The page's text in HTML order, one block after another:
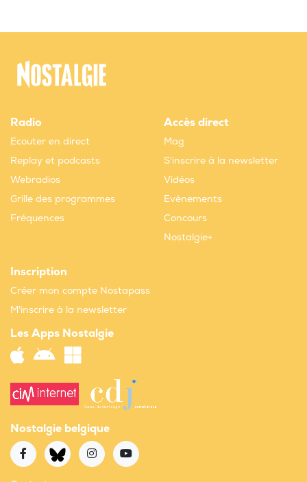
Radio
Ecouter en direct
Replay et podcasts
Webradios
Grille des programmes
Fréquences
Accès direct
Mag
S'inscrire à la newsletter
Vidéos
Evènements
Concours
Nostalgie+
Inscription
Créer mon compte Nostapass
M'inscrire à la newsletter
Les Apps Nostalgie
Nostalgie belgique